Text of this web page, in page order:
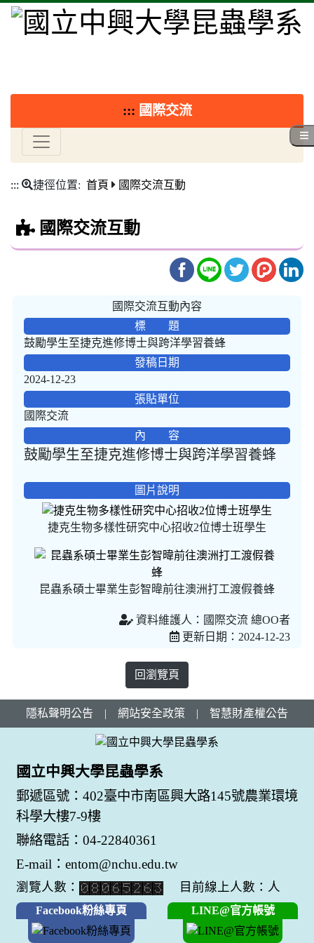
::: 國際交流
::: 捷徑位置: 首頁 國際交流互動
國際交流互動
國際交流互動內容
標 題
鼓勵學生至捷克進修博士與跨洋學習養蜂
發稿日期
2024-12-23
張貼單位
國際交流
內 容
鼓勵學生至捷克進修博士與跨洋學習養蜂
圖片說明
捷克生物多樣性研究中心招收2位博士班學生
昆蟲系碩士畢業生彭智暐前往澳洲打工渡假養蜂
資料維護人：國際交流 總OO者
更新日期：2024-12-23
回瀏覽頁
隱私聲明公告 | 網站安全政策 | 智慧財產權公告
國立中興大學昆蟲學系
郵遞區號：402臺中市南區興大路145號農業環境
科學大樓7-9樓
聯絡電話：04-22840361
E-mail：entom@nchu.edu.tw
瀏覽人數： 目前線上人數：人
Facebook粉絲專頁 LINE@官方帳號